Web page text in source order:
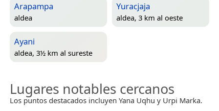
Arapampa
aldea
Yuracjaja
aldea, 3 km al oeste
Ayani
aldea, 3½ km al sureste
Lugares notables cercanos
Los puntos destacados incluyen Yana Uqhu y Urpi Marka.